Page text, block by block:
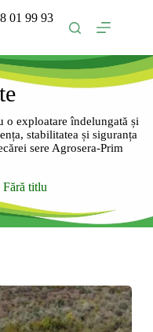
01 99 93
o exploatare îndelungată și
stabilitatea și siguranța
sere Agrosera-Prim
Fără titlu